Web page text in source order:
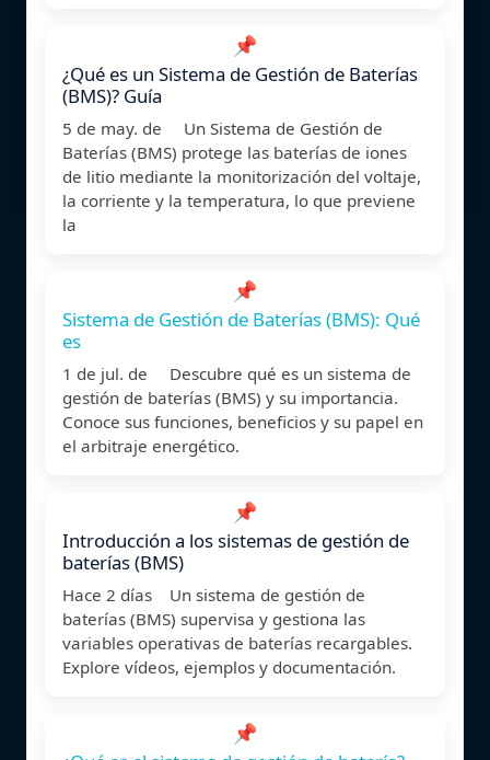
📌
¿Qué es un Sistema de Gestión de Baterías
(BMS)? Guía
5 de may. de Un Sistema de Gestión de
Baterías (BMS) protege las baterías de iones
de litio mediante la monitorización del voltaje,
la corriente y la temperatura, lo que previene
la
📌
Sistema de Gestión de Baterías (BMS): Qué
es
1 de jul. de Descubre qué es un sistema de
gestión de baterías (BMS) y su importancia.
Conoce sus funciones, beneficios y su papel en
el arbitraje energético.
📌
Introducción a los sistemas de gestión de
baterías (BMS)
Hace 2 días Un sistema de gestión de
baterías (BMS) supervisa y gestiona las
variables operativas de baterías recargables.
Explore vídeos, ejemplos y documentación.
📌